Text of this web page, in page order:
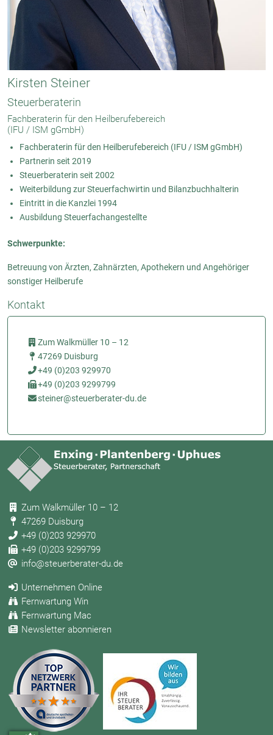
Kirsten Steiner
Steuerberaterin
Fachberaterin für den Heilberufebereich
(IFU / ISM gGmbH)
Fachberaterin für den Heilberufebereich (IFU / ISM gGmbH)
Partnerin seit 2019
Steuerberaterin seit 2002
Weiterbildung zur Steuerfachwirtin und Bilanzbuchhalterin
Eintritt in die Kanzlei 1994
Ausbildung Steuerfachangestellte
Schwerpunkte:
Betreuung von Ärzten, Zahnärzten, Apothekern und Angehöriger
sonstiger Heilberufe
Kontakt
Zum Walkmüller 10 – 12
47269 Duisburg
+49 (0)203 929970
+49 (0)203 9299799
steiner@steuerberater-du.de
Zum Walkmüller 10 – 12
47269 Duisburg
+49 (0)203 929970
+49 (0)203 9299799
info@steuerberater-du.de
Unternehmen Online
Fernwartung Win
Fernwartung Mac
Newsletter abonnieren